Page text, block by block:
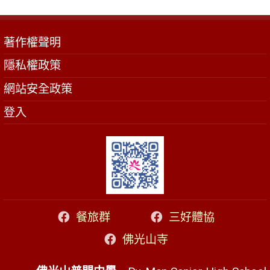
著作權聲明
隱私權政策
網站安全政策
登入
餐旅群
三好體協
佛光山寺